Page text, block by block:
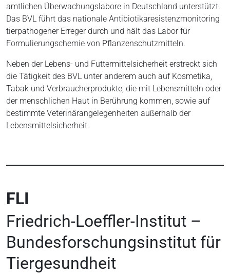
amtlichen Überwachungslabore in Deutschland unterstützt.
Das BVL führt das nationale Antibiotikaresistenzmonitoring
tierpathogener Erreger durch und hält das Labor für
Formulierungschemie von Pflanzenschutzmitteln.
Neben der Lebens- und Futtermittelsicherheit erstreckt sich
die Tätigkeit des BVL unter anderem auch auf Kosmetika,
Tabak und Verbraucherprodukte, die mit Lebensmitteln oder
der menschlichen Haut in Berührung kommen, sowie auf
bestimmte Veterinärangelegenheiten außerhalb der
Lebensmittelsicherheit.
FLI
Friedrich-Loeffler-Institut –
Bundesforschungsinstitut für
Tiergesundheit